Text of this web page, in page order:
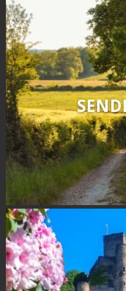
Rouquier en Goutrens
« Nuestros campos antes »
La Palairie en Goutrens
El museo de la fragua
un ojo en el pasado
artistas y artesanos
La gastronomía
local
La castaña
Las vinas
Las ferias y mercados
Descubrimiento del
Recetas y productos locales
Pasear en
de cien
kilómetros